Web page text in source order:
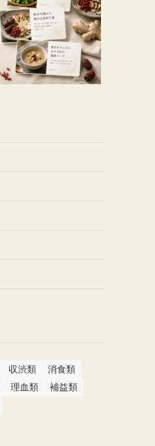
収渋類
消食類
理血類
補益類